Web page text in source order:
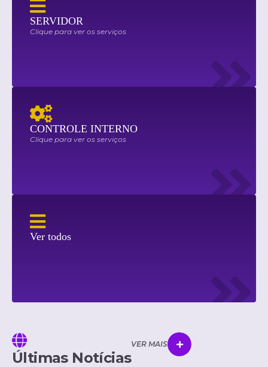
SERVIDOR
Clique para ver os serviços
CONTROLE INTERNO
Clique para ver os serviços
Ver todos
Últimas Notícias
VER MAIS